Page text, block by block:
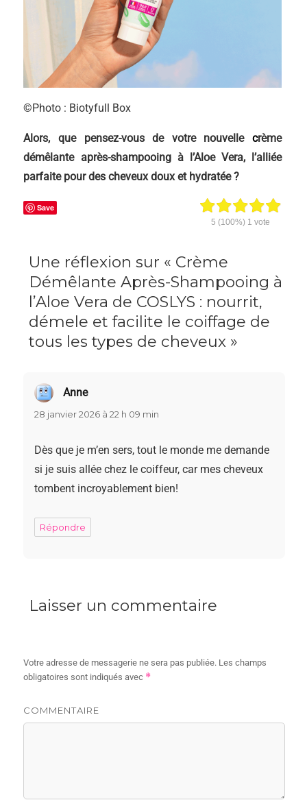
©Photo : Biotyfull Box
Alors, que pensez-vous de votre nouvelle crème
démêlante après-shampooing à l’Aloe Vera, l’alliée
parfaitepour des cheveux douxet hydratée?
5 (100%) 1 vote
Save
Une réflexion sur « Crème
Démêlante Après-Shampooing à
l’Aloe Vera de COSLYS : nourrit,
démele et facilite le coiffage de
tous les types de cheveux »
Annedit :
28 janvier 2026 à 22 h 09 min
Dès que je m’en sers, tout le monde me demande
si je suis allée chez le coiffeur, car mes cheveux
tombent incroyablement bien!
Répondre
Laisser un commentaire
Votre adresse de messagerie ne sera pas publiée. Les champs
obligatoires sont indiqués avec *
COMMENTAIRE